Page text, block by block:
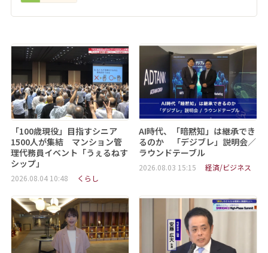
「100歳現役」目指すシニア
1500人が集結 マンション管
理代務員イベント「うぇるねす
シップ」
2026.08.04 10:48 くらし
AI時代、「暗黙知」は継承でき
るのか 「デジブレ」説明会／
ラウンドテーブル
2026.08.03 15:15 経済/ビジネス